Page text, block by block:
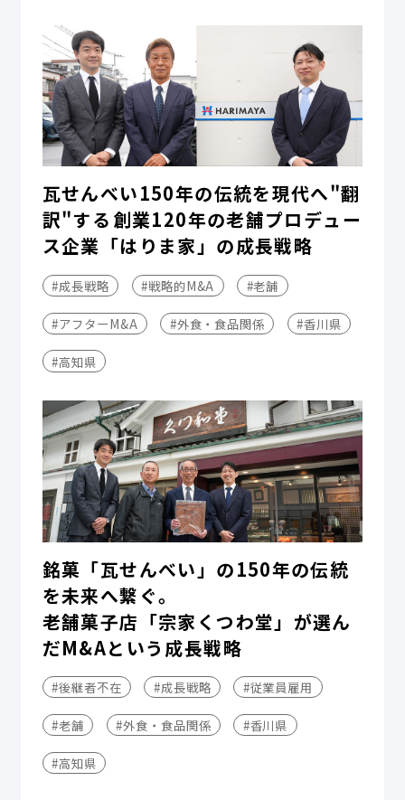
瓦せんべい150年の伝統を現代へ"翻
訳"する――創業120年の老舗プロデュー
ス企業「はりま家」の成長戦略
#成長戦略 #戦略的M&A #老舗
#アフターM&A #外食・食品関係 #香川県
#高知県
銘菓「瓦せんべい」の150年の伝統
を未来へ繋ぐ。
老舗菓子店「宗家くつわ堂」が選ん
だM&Aという成長戦略
#後継者不在 #成長戦略 #従業員雇用
#老舗 #外食・食品関係 #香川県
#高知県